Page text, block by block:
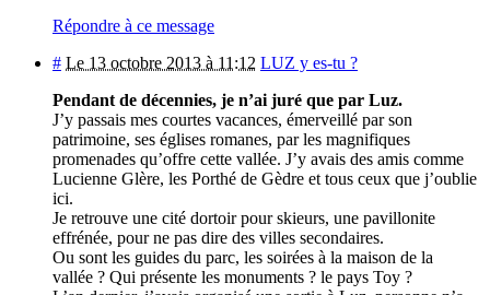
Répondre à ce message
# Le 13 octobre 2013 à 11:12 LUZ y es-tu ?
Pendant de décennies, je n’ai juré que par Luz.
J’y passais mes courtes vacances, émerveillé par son
patrimoine, ses églises romanes, par les magnifiques
promenades qu’offre cette vallée. J’y avais des amis comme
Lucienne Glère, les Porthé de Gèdre et tous ceux que j’oublie
ici.
Je retrouve une cité dortoir pour skieurs, une pavillonite
effrénée, pour ne pas dire des villes secondaires.
Ou sont les guides du parc, les soirées à la maison de la
vallée ? Qui présente les monuments ? le pays Toy ?